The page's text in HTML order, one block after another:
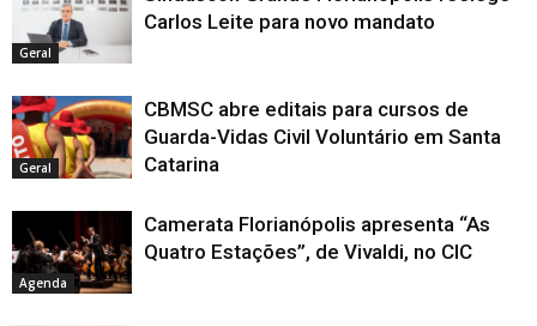
Geral
Carlos Leite para novo mandato
Geral
CBMSC abre editais para cursos de
Guarda-Vidas Civil Voluntário em Santa
Catarina
Agenda
Camerata Florianópolis apresenta “As
Quatro Estações”, de Vivaldi, no CIC